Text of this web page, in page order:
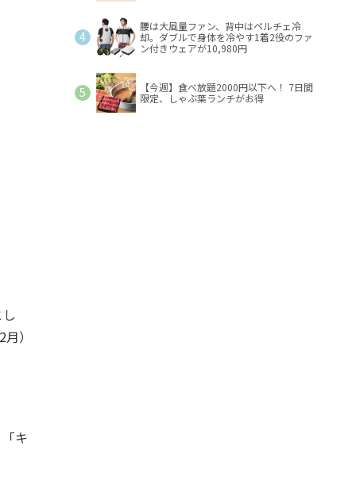
）
キ
腰は大風量ファン、背中はペルチェ冷
却。ダブルで身体を冷やす1着2役のファ
ン付きウェアが10,980円
【今週】食べ放題2000円以下へ！ 7日間
限定、しゃぶ葉ランチがお得